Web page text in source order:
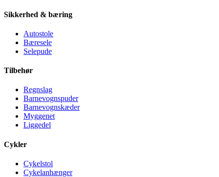
Sikkerhed & bæring
Autostole
Bæresele
Selepude
Tilbehør
Regnslag
Barnevognspuder
Barnevognskæder
Myggenet
Liggedel
Cykler
Cykelstol
Cykelanhænger